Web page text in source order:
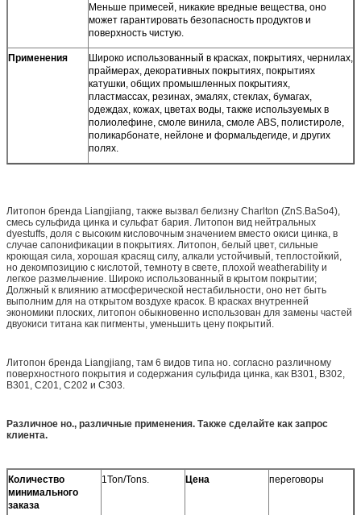
Меньше примесей, никакие вредные вещества, оно
может гарантировать безопасность продуктов и
поверхность чистую.
Применения
Широко использованный в красках, покрытиях, чернилах,
праймерах, декоративных покрытиях, покрытиях
катушки, общих промышленных покрытиях,
пластмассах, резинах, эмалях, стеклах, бумагах,
одеждах, кожах, цветах воды, также используемых в
полиолефине, смоле винила, смоле ABS, полистироле,
поликарбонате, нейлоне и формальдегиде, и других
полях.
Литопон бренда Liangjiang, также вызвал белизну Charlton (ZnS.BaSo4),
смесь сульфида цинка и сульфат бария. Литопон вид нейтральных
dyestuffs, доля с высоким кисловочным значением вместо окиси цинка, в
случае сапонификации в покрытиях. Литопон, белый цвет, сильные
кроющая сила, хорошая красящ силу, алкали устойчивый, теплостойкий,
но декомпозицию с кислотой, темноту в свете, плохой weatherability и
легкое размельчение. Широко использованный в крытом покрытии;
Должный к влиянию атмосферической нестабильности, оно нет быть
выполним для на открытом воздухе красок. В красках внутренней
экономики плоских, литопон обыкновенно использован для замены частей
двуокиси титана как пигменты, уменьшить цену покрытий.
Литопон бренда Liangjiang, там 6 видов типа но. согласно различному
поверхностного покрытия и содержания сульфида цинка, как B301, B302,
B301, C201, C202 и C303.
Различное но., различные применения. Также сделайте как запрос
клиента.
Количество
минимального
заказа
1Ton/Tons. Цена переговоры